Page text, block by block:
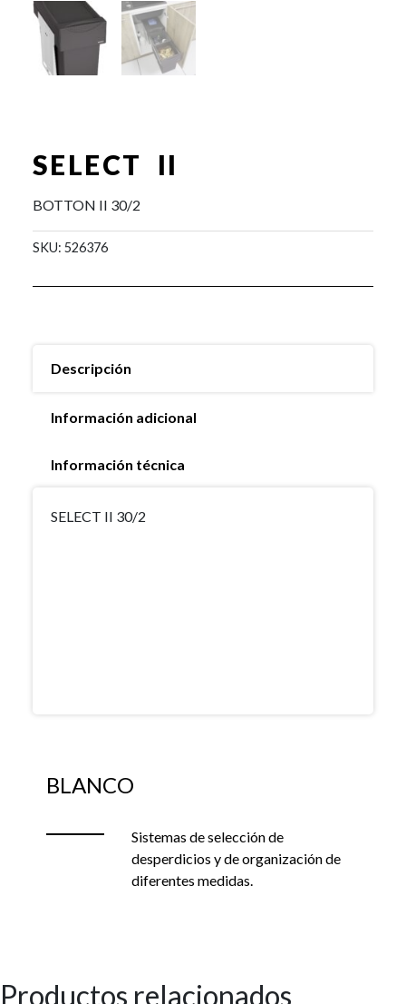
SELECT II
BOTTON II 30/2
SKU: 526376
Descripción
Información adicional
Información técnica
SELECT II 30/2
BLANCO
Sistemas de selección de
desperdicios y de organización de
diferentes medidas.
Productos relacionados